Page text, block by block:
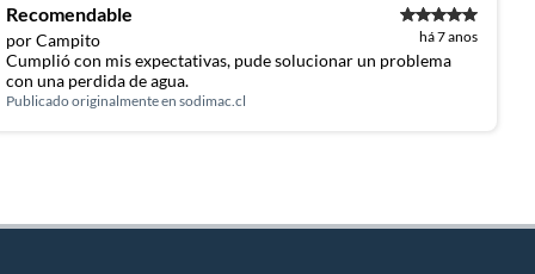
Recomendable
por Campito há 7 anos
Cumplió con mis expectativas, pude solucionar un problema
con una perdida de agua.
Publicado originalmente ensodimac.cl